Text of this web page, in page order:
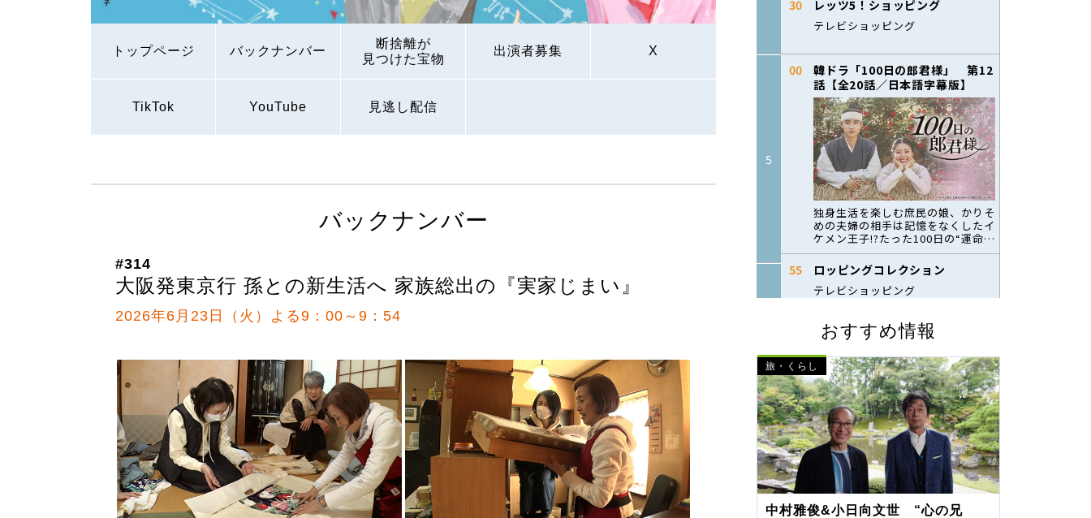
トップページ バックナンバー
断捨離が
見つけた宝物
出演者募集 X
TikTok YouTube 見逃し配信
おすすめ情報
旅・くらし
中村雅俊&小日向文世 “心の兄
バックナンバー
#314
大阪発東京行 孫との新生活へ 家族総出の『実家じまい』
2026年6月23日（火）よる9：00～9：54